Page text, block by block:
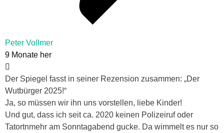
Peter Vollmer
9 Monate her
Der Spiegel fasst in seiner Rezension zusammen: „Der
Wutbürger 2025!“
Ja, so müssen wir ihn uns vorstellen, liebe Kinder!
Und gut, dass ich seit ca. 2020 keinen Polizeiruf oder
Tatortnmehr am Sonntagabend gucke. Da wimmelt es nur so